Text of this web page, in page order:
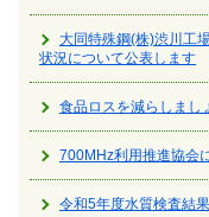
大同特殊鋼(株)渋川工
状況について公表します
食品ロスを減らしまし
700MHz利用推進協会
令和5年度水質検査結